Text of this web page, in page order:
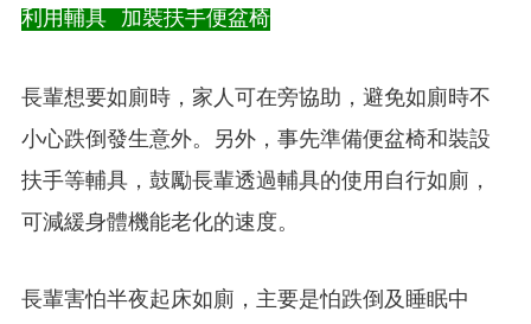
利用輔具 加裝扶手便盆椅
長輩想要如廁時，家人可在旁協助，避免如廁時不
小心跌倒發生意外。另外，事先準備便盆椅和裝設
扶手等輔具，鼓勵長輩透過輔具的使用自行如廁，
可減緩身體機能老化的速度。
長輩害怕半夜起床如廁，主要是怕跌倒及睡眠中